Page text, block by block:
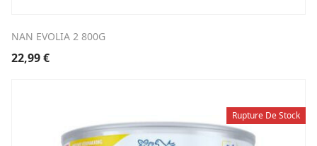
NAN EVOLIA 2 800G
22,99€
Rupture De Stock